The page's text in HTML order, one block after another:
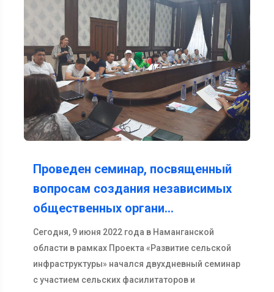
Проведен семинар, посвященный
вопросам создания независимых
общественных органи…
Сегодня, 9 июня 2022 года в Наманганской
области в рамках Проекта «Развитие сельской
инфраструктуры» начался двухдневный семинар
с участием сельских фасилитаторов и